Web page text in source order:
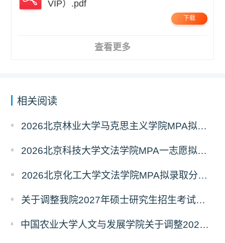
VIP）.pdf
下载
查看更多
相关阅读
2026北京林业大学马克思主义学院MPA拟录取分析解读
2026北京科技大学文法学院MPA一志愿拟录取分析解读
2026北京化工大学文法学院MPA拟录取分析解读
关于调整我院2027年硕士研究生招生考试科目及参考书的通知
中国农业大学人文与发展学院关于调整2027年硕士研究生招生考试初试科目的通知